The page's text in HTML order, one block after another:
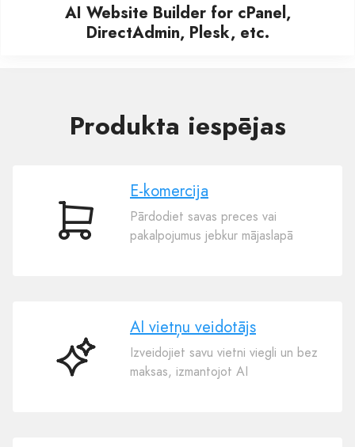
AI Website Builder for cPanel,
DirectAdmin, Plesk, etc.
Produkta iespējas
E-
E-komercija
Pārdodiet savas preces vai
pakalpojumus jebkur mājaslapā
AI
AI vietņu veidotājs
Izveidojiet savu vietni viegli un bez
maksas, izmantojot AI